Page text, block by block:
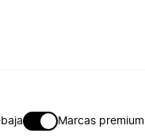
Marcas premium